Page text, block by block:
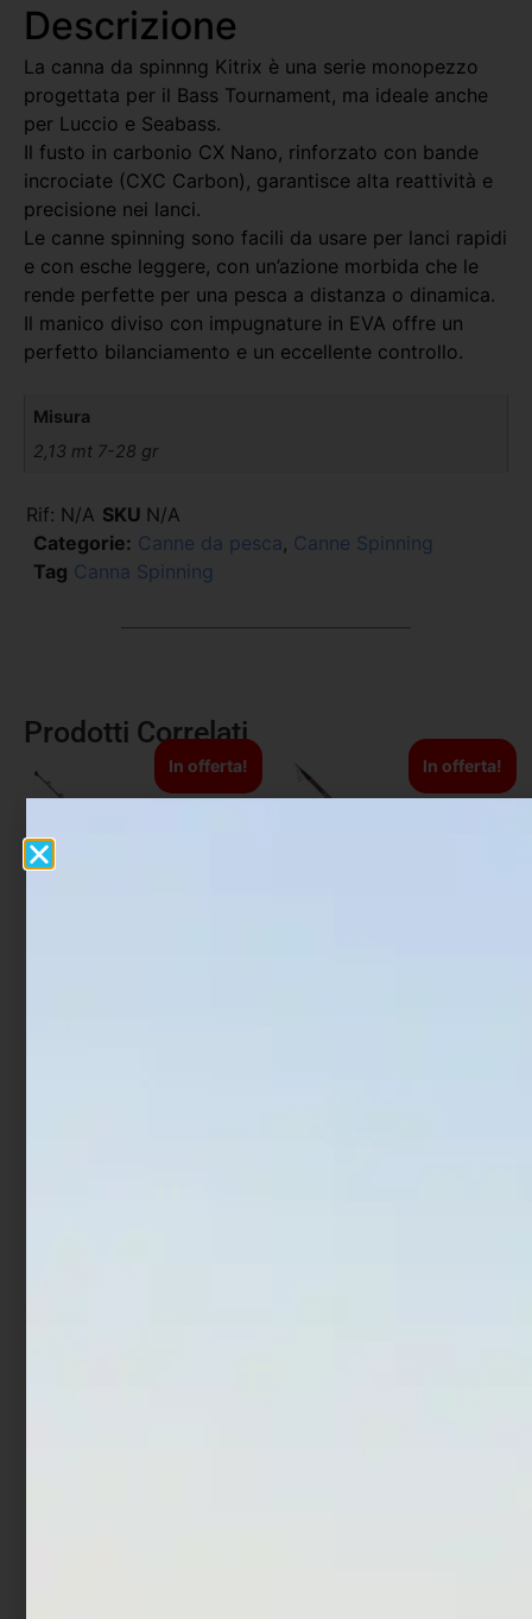
Descrizione
La canna da spinnng Kitrix è una serie monopezzo
progettata per il Bass Tournament, ma ideale anche
per Luccio e Seabass.
Il fusto in carbonio CX Nano, rinforzato con bande
incrociate (CXC Carbon), garantisce alta reattività e
precisione nei lanci.
Le canne spinning sono facili da usare per lanci rapidi
e con esche leggere, con un’azione morbida che le
rende perfette per una pesca a distanza o dinamica.
Il manico diviso con impugnature in EVA offre un
perfetto bilanciamento e un eccellente controllo.
Misura
2,13 mt 7-28 gr
Rif: N/A SKU N/A
Categorie: Canne da pesca, Canne Spinning
Tag Canna Spinning
Prodotti Correlati
In offerta! In offerta!